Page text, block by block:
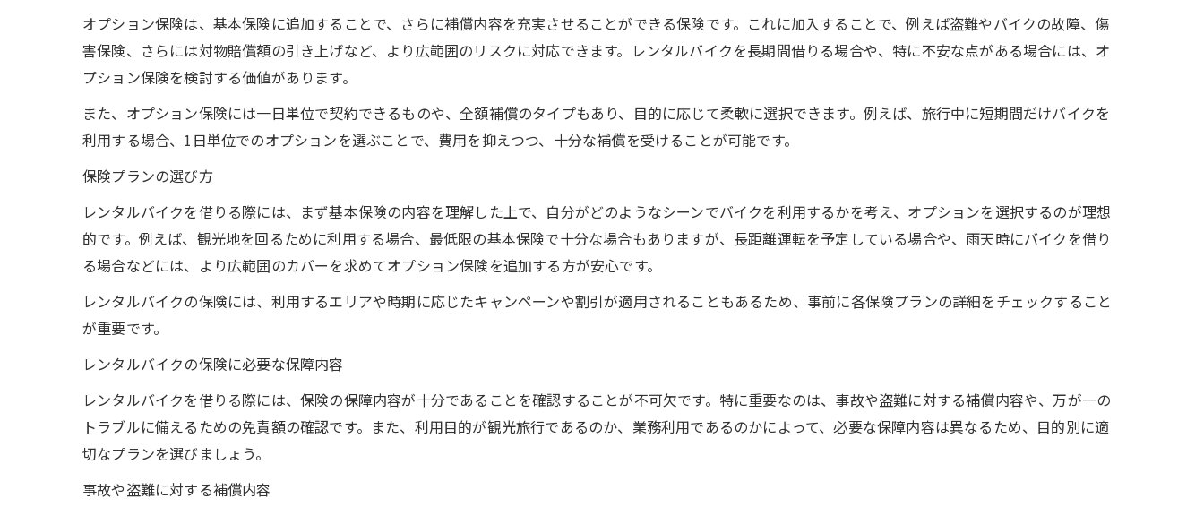
オプション保険は、基本保険に追加することで、さらに補償内容を充実させることができる保険です。これに加入することで、例えば盗難やバイクの故障、傷
害保険、さらには対物賠償額の引き上げなど、より広範囲のリスクに対応できます。レンタルバイクを長期間借りる場合や、特に不安な点がある場合には、オ
プション保険を検討する価値があります。
また、オプション保険には一日単位で契約できるものや、全額補償のタイプもあり、目的に応じて柔軟に選択できます。例えば、旅行中に短期間だけバイクを
利用する場合、1日単位でのオプションを選ぶことで、費用を抑えつつ、十分な補償を受けることが可能です。
保険プランの選び方
レンタルバイクを借りる際には、まず基本保険の内容を理解した上で、自分がどのようなシーンでバイクを利用するかを考え、オプションを選択するのが理想
的です。例えば、観光地を回るために利用する場合、最低限の基本保険で十分な場合もありますが、長距離運転を予定している場合や、雨天時にバイクを借り
る場合などには、より広範囲のカバーを求めてオプション保険を追加する方が安心です。
レンタルバイクの保険には、利用するエリアや時期に応じたキャンペーンや割引が適用されることもあるため、事前に各保険プランの詳細をチェックすること
が重要です。
レンタルバイクの保険に必要な保障内容
レンタルバイクを借りる際には、保険の保障内容が十分であることを確認することが不可欠です。特に重要なのは、事故や盗難に対する補償内容や、万が一の
トラブルに備えるための免責額の確認です。また、利用目的が観光旅行であるのか、業務利用であるのかによって、必要な保障内容は異なるため、目的別に適
切なプランを選びましょう。
事故や盗難に対する補償内容